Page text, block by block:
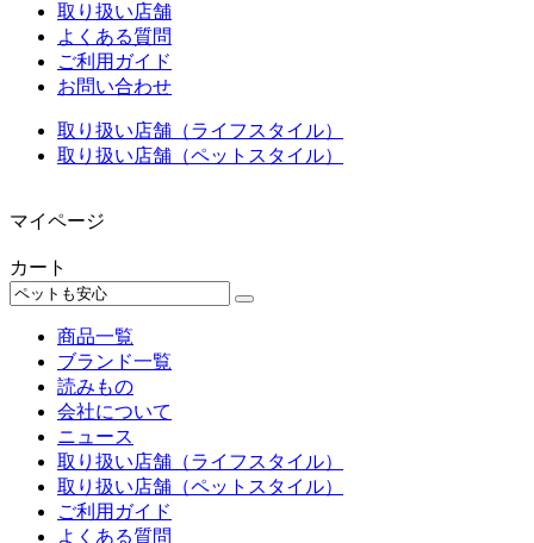
取り扱い店舗
よくある質問
ご利用ガイド
お問い合わせ
取り扱い店舗（ライフスタイル）
取り扱い店舗（ペットスタイル）
マイページ
カート
商品一覧
ブランド一覧
読みもの
会社について
ニュース
取り扱い店舗（ライフスタイル）
取り扱い店舗（ペットスタイル）
ご利用ガイド
よくある質問